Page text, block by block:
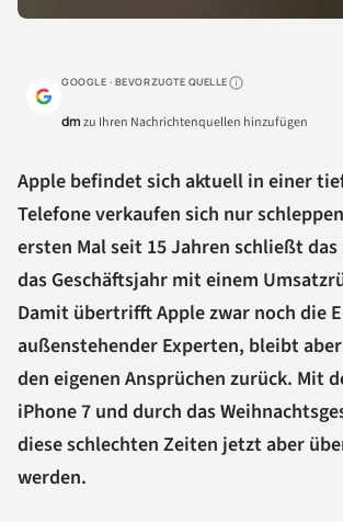
GOOGLE · BEVORZUGTE QUELLEWarum lohnt sich das?
dmzu Ihren Nachrichtenquellen hinzufügen
Apple befindet sich aktuell in einer
Telefone verkaufen sich nur
ersten Mal seit 15 Jahren schließt
das Geschäftsjahr mit einem
Damit übertrifft Apple zwar noch die
außenstehender Experten, bleibt
den eigenen Ansprüchen zurück. Mit
iPhone 7 und durch das
diese schlechten Zeiten jetzt aber
werden.